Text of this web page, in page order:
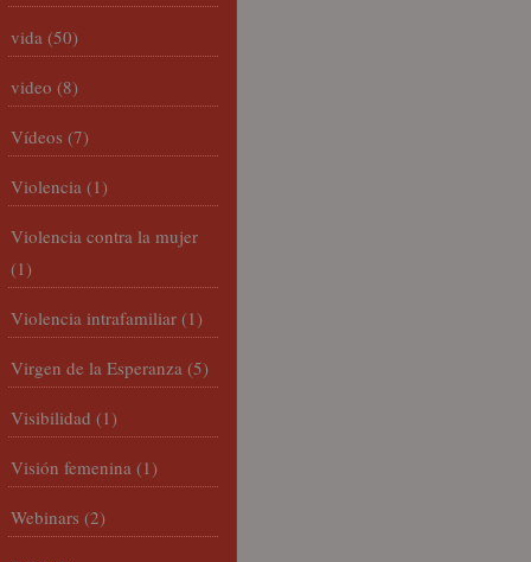
vida (50)
video (8)
Vídeos (7)
Violencia (1)
Violencia contra la mujer
(1)
Violencia intrafamiliar (1)
Virgen de la Esperanza (5)
Visibilidad (1)
Visión femenina (1)
Webinars (2)